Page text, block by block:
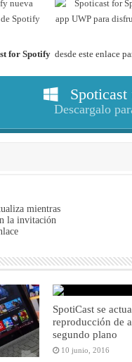
for Spotify desde este enlace
Descargalo
mientras
la invitación
SpotiCast se
reproducción de
segundo plano
10 junio, 2016